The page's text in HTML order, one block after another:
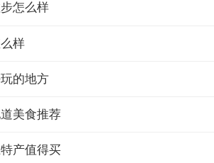
怎么样
样
的地方
美食推荐
产值得买